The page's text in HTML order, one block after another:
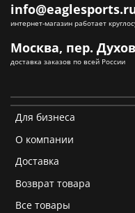
Для бизнеса
О компании
Доставка
Возврат товара
Все товары
интернет-магазин работает
Москва, пер.
доставка заказов по всей России